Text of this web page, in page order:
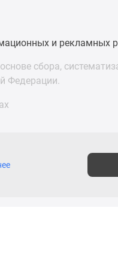
и рекламных
сбора,
Федерации.